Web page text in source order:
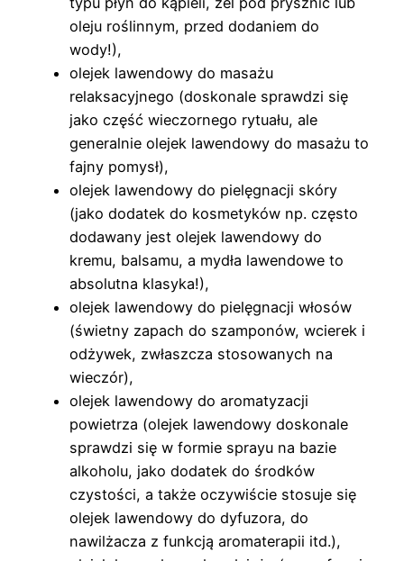
oleju roślinnym, przed dodaniem do
wody!),
olejek lawendowy do masażu
relaksacyjnego (doskonale sprawdzi się
jako część wieczornego rytuału, ale
generalnie olejek lawendowy do masażu to
fajny pomysł),
olejek lawendowy do pielęgnacji skóry
(jako dodatek do kosmetyków np. często
dodawany jest olejek lawendowy do
kremu, balsamu, a mydła lawendowe to
absolutna klasyka!),
olejek lawendowy do pielęgnacji włosów
(świetny zapach do szamponów, wcierek i
odżywek, zwłaszcza stosowanych na
wieczór),
olejek lawendowy do aromatyzacji
powietrza (olejek lawendowy doskonale
sprawdzi się w formie sprayu na bazie
alkoholu, jako dodatek do środków
czystości, a także oczywiście stosuje się
olejek lawendowy do dyfuzora, do
nawilżacza z funkcją aromaterapii itd.),